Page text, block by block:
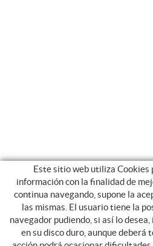
Este sitio web utiliza Cookies
información con la finalidad de
continua navegando, supone la
las mismas. El usuario tiene la
navegador pudiendo, si así lo
en su disco duro, aunque deberá